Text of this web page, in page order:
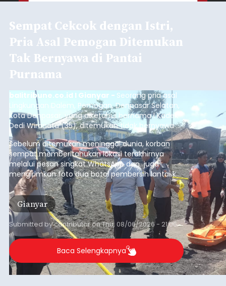
Sempat Cekcok dengan Istri,
Pria Asal Pemogan Ditemukan
Tak Bernyawa di Pantai
Purnama
balitribune.co.id I Gianyar - Seorang pria asal
Lingkungan Dalem, Pemogan, Denpasar Selatan,
Kota Denpasar, yang diketahui bernama I Kadek
Dedi Wiranata (35), ditemukan tidak bernyawa di
pesisir Pantai Purnama, Sukawati.
Sebelum ditemukan meninggal dunia, korban
sempat memberitahukan lokasi terakhirnya
melalui pesan singkat WhatsApp dan juga
mengirimkan foto dua botol pembersih lantai ke
istrinya.
Gianyar
Submitted bycontributoronThu, 08/06/2026 - 21:06
Baca Selengkapnya